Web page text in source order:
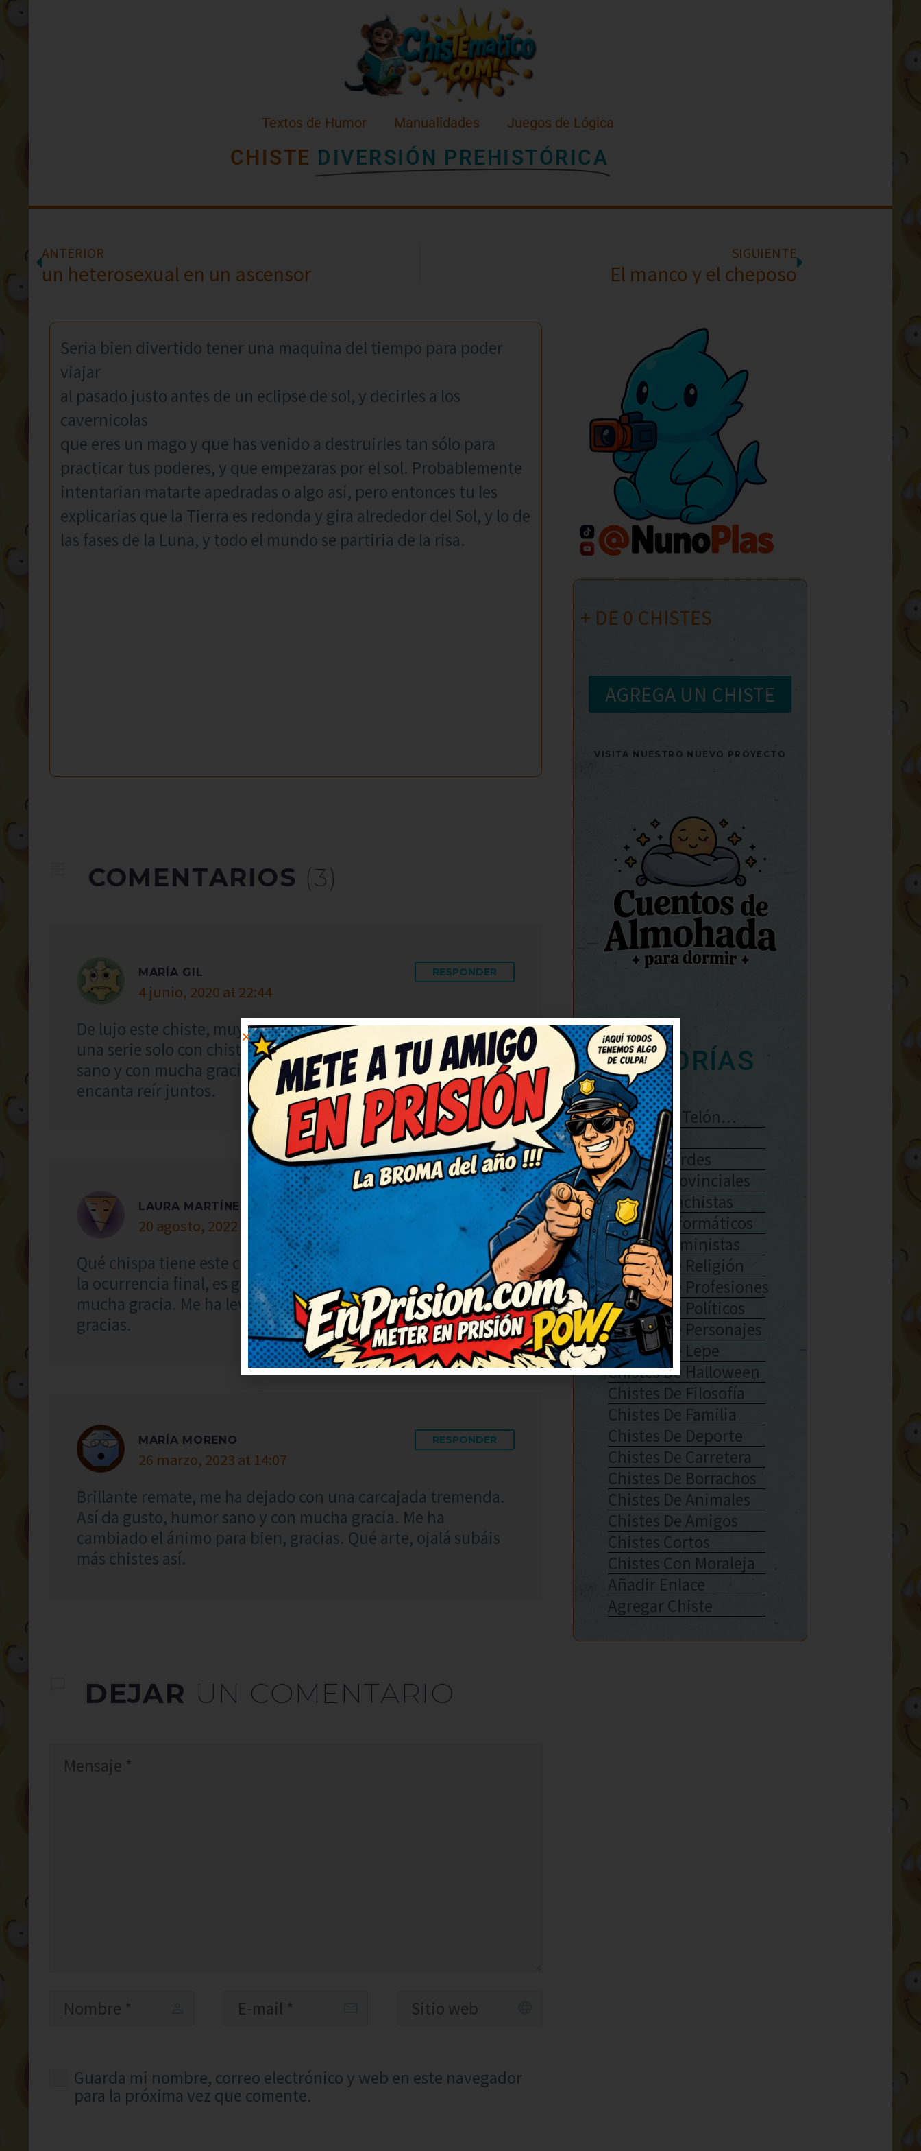
Textos de Humor Manualidades Juegos de Lógica
CHISTE DIVERSIÓN PREHISTÓRICA
ANTERIOR
un heterosexual en un ascensor
SIGUIENTE
El manco y el cheposo
Seria bien divertido tener una maquina del tiempo para poder
viajar
al pasado justo antes de un eclipse de sol, y decirles a los
cavernicolas
que eres un mago y que has venido a destruirles tan sólo para
practicar tus poderes, y que empezaras por el sol. Probablemente
intentarian matarte apedradas o algo asi, pero entonces tu les
explicarias que la Tierra es redonda y gira alrededor del Sol, y lo de
las fases de la Luna, y todo el mundo se partiria de la risa.
COMENTARIOS (3)
MARÍA GIL
4 junio, 2020 at 22:44
RESPONDER
De lujo este chiste, muy simpático y fresco. Deberían hacer
una serie solo con chistes como este. Así da gusto, humor
sano y con mucha gracia. Prometo contarlo en casa, nos
encanta reír juntos.
LAURA MARTÍNEZ
20 agosto, 2022 at 17:10
RESPONDER
Qué chispa tiene este chiste, me partí de risa. Me quedo con
la ocurrencia final, es genial. Así da gusto, humor sano y con
mucha gracia. Me ha levantado el ánimo por completo,
gracias.
MARÍA MORENO
26 marzo, 2023 at 14:07
RESPONDER
Brillante remate, me ha dejado con una carcajada tremenda.
Así da gusto, humor sano y con mucha gracia. Me ha
cambiado el ánimo para bien, gracias. Qué arte, ojalá subáis
más chistes así.
DEJAR UN COMENTARIO
Guarda mi nombre, correo electrónico y web en este navegador
para la próxima vez que comente.
+ DE 0 CHISTES
AGREGA UN CHISTE
VISITA NUESTRO NUEVO PROYECTO
CATEGORÍAS
Se Abre El Telón…
Enlaces
Chistes Verdes
Chistes Provinciales
Chistes Machistas
Chistes Informáticos
Chistes Feministas
Chistes De Religión
Chistes De Profesiones
Chistes De Políticos
Chistes De Personajes
Chistes De Lepe
Chistes De Halloween
Chistes De Filosofía
Chistes De Familia
Chistes De Deporte
Chistes De Carretera
Chistes De Borrachos
Chistes De Animales
Chistes De Amigos
Chistes Cortos
Chistes Con Moraleja
Añadir Enlace
Agregar Chiste